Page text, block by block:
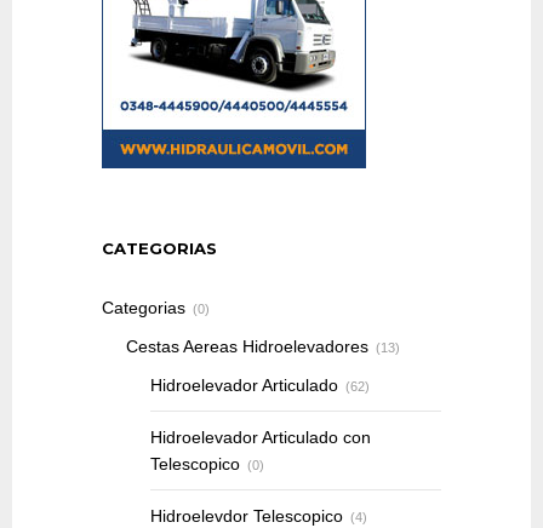
CATEGORIAS
Categorias (0)
Cestas Aereas Hidroelevadores (13)
Hidroelevador Articulado (62)
Hidroelevador Articulado con
Telescopico (0)
Hidroelevdor Telescopico (4)